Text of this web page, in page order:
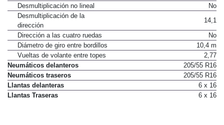
Desmultiplicación no lineal
No
Desmultiplicación de la
dirección
14,1
Dirección a las cuatro ruedas
No
Diámetro de giro entre bordillos
10,4 m
Vueltas de volante entre topes
2,77
Neumáticos delanteros
205/55 R16
Neumáticos traseros
205/55 R16
Llantas delanteras
6 x 16
Llantas Traseras
6 x 16